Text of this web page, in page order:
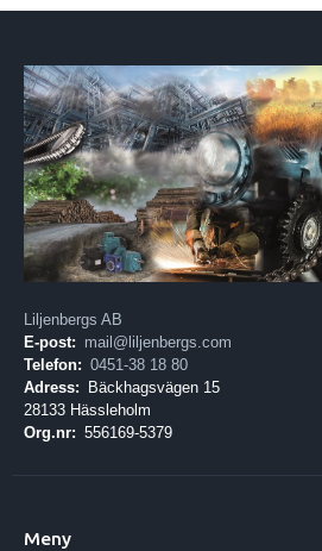
Liljenbergs AB
E-post: mail@liljenbergs.com
Telefon: 0451-38 18 80
Adress:
Bäckhagsvägen 15
28133 Hässleholm
Org.nr: 556169-5379
Meny